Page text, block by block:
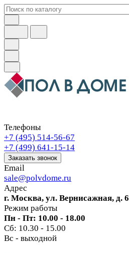
Телефоны
+7 (495) 514-56-67
+7 (499) 641-15-14
Заказать звонок
Email
sale@polvdome.ru
Адрес
г. Москва, ул. Вернисажная, д. 6
Режим работы
Пн - Пт: 10.00 - 18.00
Сб: 10.30 - 15.00
Вс - выходной